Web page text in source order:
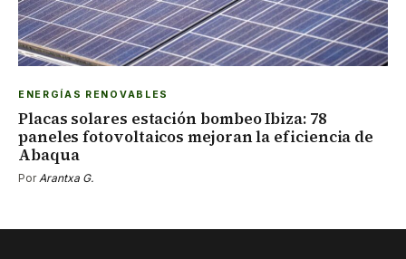
ENERGÍAS RENOVABLES
Placas solares estación bombeo Ibiza: 78
paneles fotovoltaicos mejoran la eficiencia de
Abaqua
Por Arantxa G.